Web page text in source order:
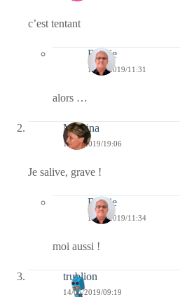
c’est tentant
Bernie
16/05/2019/11:31
alors …
Mamina
14/05/2019/19:06
Je salive, grave !
Bernie
16/05/2019/11:34
moi aussi !
trublion
14/05/2019/09:19